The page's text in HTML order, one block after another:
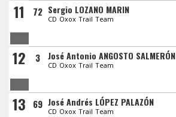
11 72 Sergio LOZANO MARIN
CD Oxox Trail Team
12 3 José Antonio ANGOSTO SALMERÓN
CD Oxox Trail Team
13 69 José Andrés LÓPEZ PALAZÓN
CD Oxox Trail Team